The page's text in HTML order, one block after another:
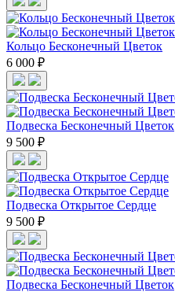
Кольцо Бесконечный Цветок
6 000 ₽
Подвеска Бесконечный Цветок
9 500 ₽
Подвеска Открытое Сердце
9 500 ₽
Подвеска Бесконечный Цветок